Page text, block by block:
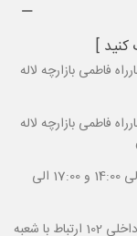
کنید ]
فاطمی بازارچه لاله
فاطمی بازارچه لاله
10:00 الی 14:00 و 17:00 الی
داخلی 102 ارتباط با شعبه